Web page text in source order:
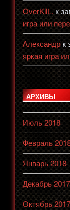
OverKilL.к
игра или
Александрк
яркая игра
АРХИВЫ
Июль 2018
Февраль
Январь 2018
Декабрь 2017
Октябрь 2017